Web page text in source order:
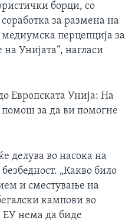
борци, со
за размена на
перцепција за
Унијата“, нагласи
Европската Унија: На
за да ви помогне
делува во насока на
„Какво било
и сместување на
кампови во
ЕУ нема да биде